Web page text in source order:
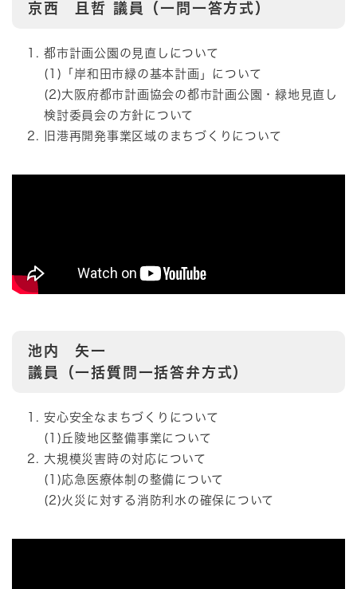
京西 且哲 議員（一問一答方式）
都市計画公園の見直しについて
(1)「岸和田市緑の基本計画」について
(2)大阪府都市計画協会の都市計画公園・緑地見直し
検討委員会の方針について
旧港再開発事業区域のまちづくりについて
池内 矢一
議員（一括質問一括答弁方式）
安心安全なまちづくりについて
(1)丘陵地区整備事業について
大規模災害時の対応について
(1)応急医療体制の整備について
(2)火災に対する消防利水の確保について